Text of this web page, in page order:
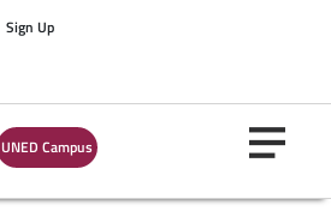
Sign Up
UNED Campus